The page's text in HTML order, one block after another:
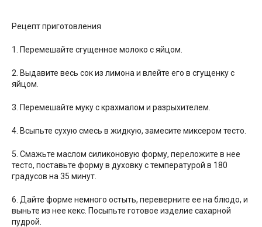
Рецепт приготовления
1. Перемешайте сгущенное молоко с яйцом.
2. Выдавите весь сок из лимона и влейте его в сгущенку с
яйцом.
3. Перемешайте муку с крахмалом и разрыхителем.
4. Всыпьте сухую смесь в жидкую, замесите миксером тесто.
5. Смажьте маслом силиконовую форму, переложите в нее
тесто, поставьте форму в духовку с температурой в 180
градусов на 35 минут.
6. Дайте форме немного остыть, переверните ее на блюдо, и
выньте из нее кекс. Посыпьте готовое изделие сахарной
пудрой.